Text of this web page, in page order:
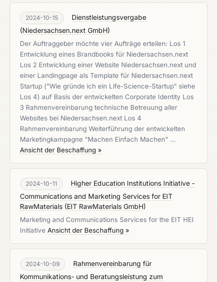
2024-10-15
Dienstleistungsvergabe
(Niedersachsen.next GmbH)
Der Auftraggeber möchte vier Aufträge erteilen: Los 1
Entwicklung eines Brandbooks für Niedersachsen.next
Los 2 Entwicklung einer Website Niedersachsen.next und
einer Landingpage als Template für Niedersachsen.next
Startup ("Wie gründe ich ein Life-Science-Startup" siehe
Los 4) auf Basis der entwickelten Corporate Identity Los
3 Rahmenvereinbarung technische Betreuung aller
Websites bei Niedersachsen.next Los 4
Rahmenvereinbarung Weiterführung der entwickelten
Marketingkampagne "Machen Einfach Machen" …
Ansicht der Beschaffung »
2024-10-11
Higher Education Institutions Initiative -
Communications and Marketing Services for EIT
RawMaterials (EIT RawMaterials GmbH)
Marketing and Communications Services for the EIT HEI
Initiative Ansicht der Beschaffung »
2024-10-09
Rahmenvereinbarung für
Kommunikations- und Beratungsleistung zum